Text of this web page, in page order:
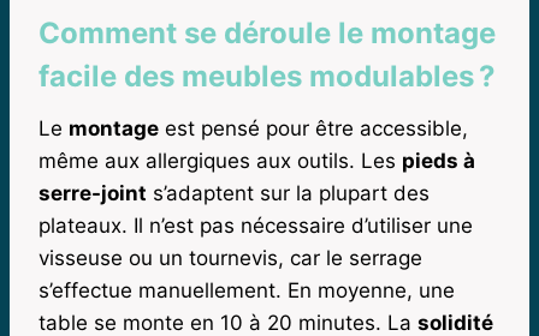
Comment se déroule le montage
facile des meubles modulables ?
Le montage est pensé pour être accessible,
même aux allergiques aux outils. Les pieds à
serre-joint s’adaptent sur la plupart des
plateaux. Il n’est pas nécessaire d’utiliser une
visseuse ou un tournevis, car le serrage
s’effectue manuellement. En moyenne, une
table se monte en 10 à 20 minutes. La solidité